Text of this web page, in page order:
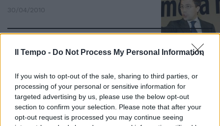
Il Tempo - Do Not Process My Personal Information
If you wish to opt-out of the sale, sharing to third parties, or
processing of your personal or sensitive information for
targeted advertising by us, please use the below opt-out
section to confirm your selection. Please note that after your
opt-out request is processed you may continue seeing
30/04/2010
Italo Bocchino: "Cacciamo a
21/02/2010
Prima o poi ci faranno diventare